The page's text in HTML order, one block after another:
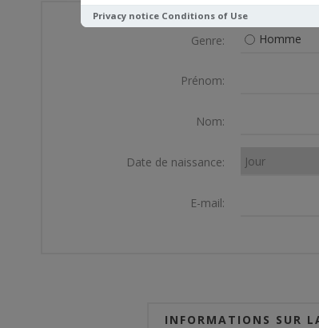
Privacy notice Conditions of Use
Genre: Homme
Prénom:
Nom:
Date de naissance:
E-mail:
INFORMATIONS SUR